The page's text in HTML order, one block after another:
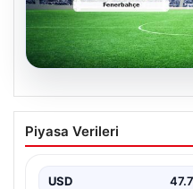
CANLI |
Maç Anlatımı
Piyasa Verileri
USD